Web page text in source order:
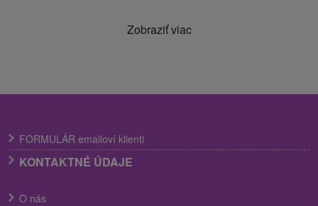
Zobraziť viac
FORMULÁR emailoví klienti
KONTAKTNÉ ÚDAJE
O nás